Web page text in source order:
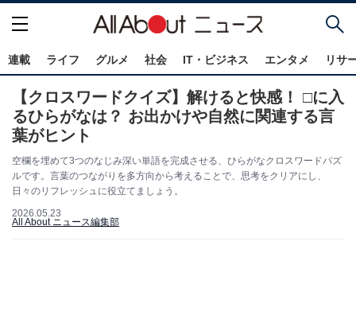
連載 ライフ グルメ 社会 IT・ビジネス エンタメ リサ
【クロスワードクイズ】解けると快感！ □に入
るひらがなは？ お出かけや自然に関連する言
葉がヒント
空欄を埋めて3つのなじみ深い単語を完成させる、ひらがなクロスワードパズ
ルです。言葉のつながりを多方向から考えることで、思考をクリアにし、
日々のリフレッシュに役立てましょう。
2026.05.23
All About ニュース編集部